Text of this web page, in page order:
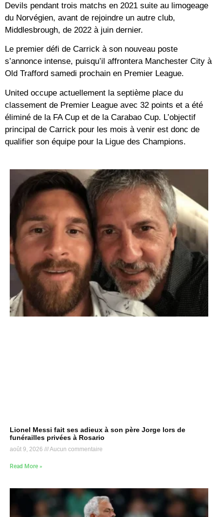
Devils pendant trois matchs en 2021 suite au limogeage
du Norvégien, avant de rejoindre un autre club,
Middlesbrough, de 2022 à juin dernier.
Le premier défi de Carrick à son nouveau poste
s’annonce intense, puisqu’il affrontera Manchester City à
Old Trafford samedi prochain en Premier League.
United occupe actuellement la septième place du
classement de Premier League avec 32 points et a été
éliminé de la FA Cup et de la Carabao Cup. L’objectif
principal de Carrick pour les mois à venir est donc de
qualifier son équipe pour la Ligue des Champions.
Lionel Messi fait ses adieux à son père Jorge lors de
funérailles privées à Rosario
août 9, 2026 Aucun commentaire
Read More »